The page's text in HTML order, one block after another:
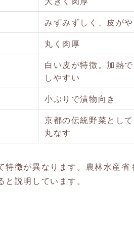
みずみずしく、皮が
丸く肉厚
白い皮が特徴。加熱
しやすい
小ぶりで漬物向き
京都の伝統野菜とし
丸なす
特徴が異なります。農林水産
説明しています。